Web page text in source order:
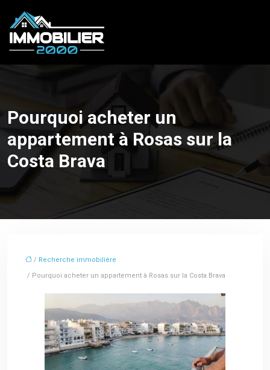
Pourquoi acheter un
appartement à Rosas sur la
Costa Brava
/ Recherche immobilière
/ Pourquoi acheter un appartement à Rosas sur la Costa Brava